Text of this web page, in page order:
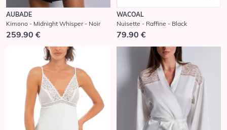
AUBADE
Kimono - Midnight Whisper - Noir
259.90 €
WACOAL
Nuisette - Raffine - Black
79.90 €